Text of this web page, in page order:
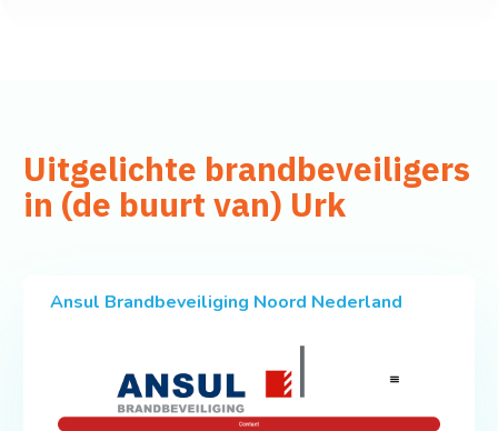
Uitgelichte brandbeveiligers
in (de buurt van) Urk
Ansul Brandbeveiliging Noord Nederland